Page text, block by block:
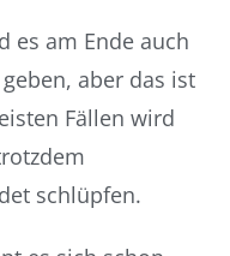
es am Ende auch
aber das ist
Fällen wird
schlüpfen.